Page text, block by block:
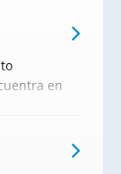
en
de